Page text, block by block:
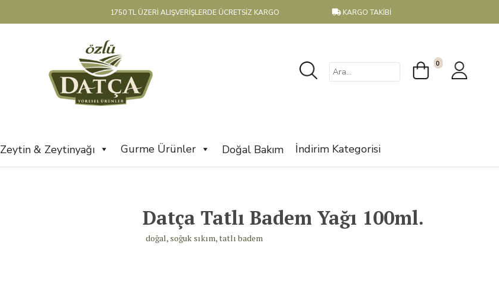
1750 TL ÜZERİ ALIŞVERİŞLERDE ÜCRETSİZ KARGO KARGO TAKİBİ
0
Zeytin & Zeytinyağı Gurme Ürünler Doğal Bakım İndirim Kategorisi
Datça Tatlı Badem Yağı 100ml.
doğal, soğuk sıkım, tatlı badem